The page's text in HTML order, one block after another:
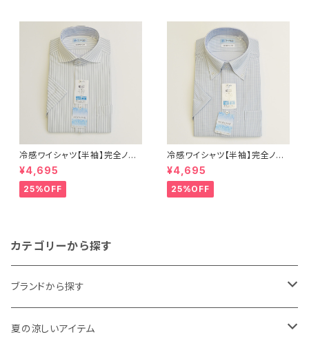
冷感ワイシャツ【半袖】完全ノー
アイロン i-Shirt｜-2℃冷却 形
態安定 レギュラーシルエット カ
ッタウェイ ストライプ メンズ ビ
ジネス exha11-cw-12 L.グレ
¥4,695
25%OFF
冷感ワイシャツ【半袖】完全ノー
アイロン i-Shirt｜-2℃冷却 形
態安定 レギュラーシルエット ボ
タンダウン チェック柄 メンズ ビ
ジネス exha12-dbd-12 L.グ
¥4,695
25%OFF
カテゴリーから探す
ブランドから探す
THE NORTH FACE
夏の涼しいアイテム